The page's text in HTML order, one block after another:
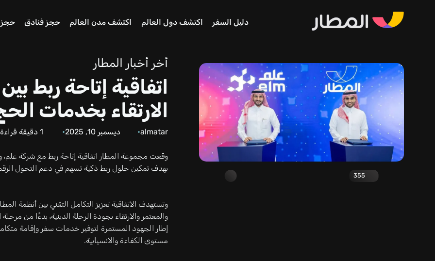
دليل السفر اكتشف دول العالم اكتشف مدن العالم حجز فنادق حجز
أخر أخبار المطار
اتفاقية إتاحة ربط
الارتقاء بخدمات
almatar ديسمبر 10, 2025 1دقيقة قراءة
وقّعت مجموعة المطار اتفاقية إتاحة ربط مع شركة
بهدف تمكين حلول ربط ذكية تسهم في دعم التحول
وتستهدف الاتفاقية تعزيز التكامل التقني بين أنظمة
والمعتمر والارتقاء بجودة الرحلة الدينية، بدءًا من
إطار الجهود المستمرة لتوفير خدمات سفر وإقامة
مستوى الكفاءة والانسيابية.